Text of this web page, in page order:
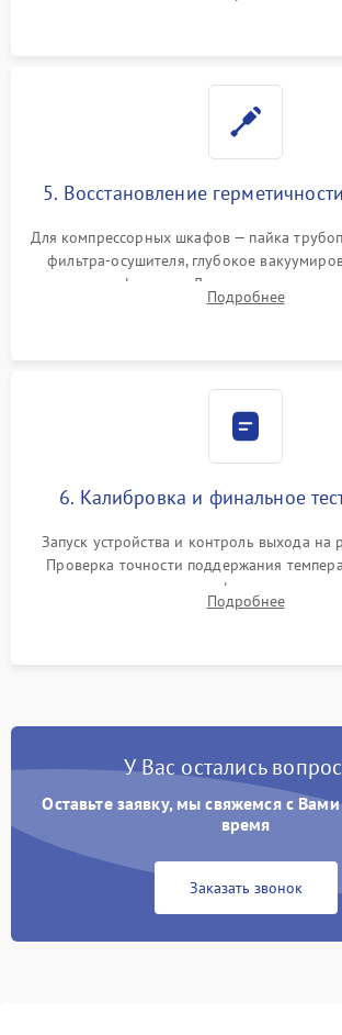
5. Восстановление
Для компрессорных шкафов — пайка
фильтра-осушителя, глубокое
заправка фреоном. Для
термопасты и герметизация
Подробнее
6. Калибровка и финальное
Запуск устройства и контроль выхода на
Проверка точности поддержания
климатических зонах шкафа, оценка
влажности и полного отсутствия
Подробнее
У Вас остались
Оставьте заявку, мы свяжемся с
время
Заказать звонок